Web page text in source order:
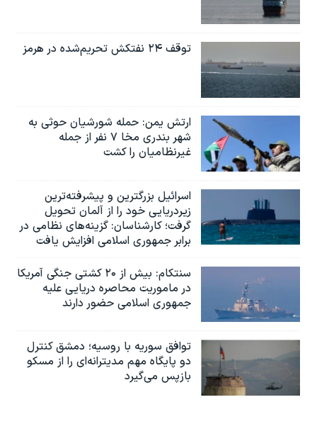
توقف ۲۴ نفتکش تحریم‌شده در هرمز
ارتش یمن: حمله شورشیان حوثی به
شهر بندری مخا ۷ نفر از جمله
غیرنظامیان را کشت
اسرائيل بزرگترین و پیشرفته‌ترین
زیردریایی خود را از آلمان تحویل
گرفت؛ کارشناسان: گزینه‌های نظامی در
برابر جمهوری اسلامی افزایش یافت
سنتکام: بیش از ۲۰ کشتی جنگی آمریکا
در ماموریت محاصره دریایی علیه
جمهوری اسلامی حضور دارند
توافق سوریه با روسیه؛ دمشق کنترل
دو پایگاه مهم مدیترانه‌ای را از مسکو
بازپس می‌گیرد